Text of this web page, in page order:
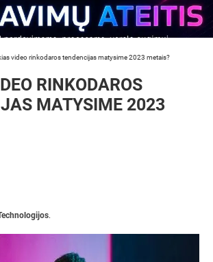
video rinkodaros tendencijas matysime 2023 metais?
RINKODAROS
MATYSIME 2023
.